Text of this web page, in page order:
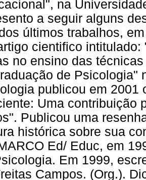
na
a seguir alguns
últimos trabalhos,
cientifico
no ensino das
de Psicologia"
publicou em 2001
Uma contribuição
Publicou uma
histórica sobre sua
Ed/ Educ, em
Em 1999,
Campos. (Org.).